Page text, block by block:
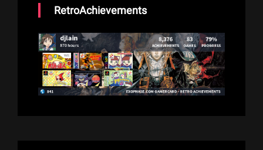
RetroAchievements